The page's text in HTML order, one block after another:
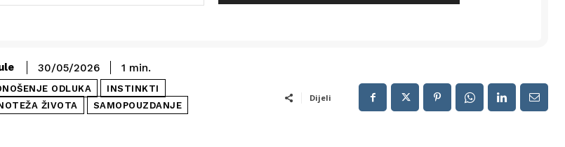
30/05/2026 1 min.
ODLUKA
INSTINKTI
ŽIVOTA SAMOPOUZDANJE
Dijeli